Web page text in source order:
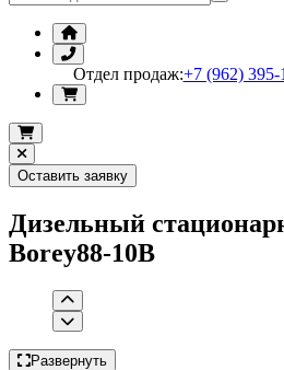
Отдел продаж:+7 (962) 395-
Оставить заявку
Дизельный
Borey88-10B
Развернуть